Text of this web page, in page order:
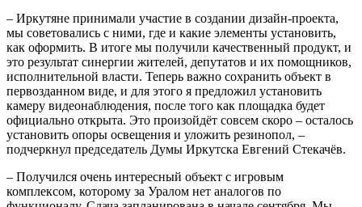
– Иркутяне принимали участие в создании дизайн-проекта,
мы советовались с ними, где и какие элементы установить,
как оформить. В итоге мы получили качественный продукт, и
это результат синергии жителей, депутатов и их помощников,
исполнительной власти. Теперь важно сохранить объект в
первозданном виде, и для этого я предложил установить
камеру видеонаблюдения, после того как площадка будет
официально открыта. Это произойдёт совсем скоро – осталось
установить опоры освещения и уложить резинопол, –
подчеркнул председатель Думы Иркутска Евгений Стекачёв.
– Получился очень интересный объект с игровым
комплексом, которому за Уралом нет аналогов по